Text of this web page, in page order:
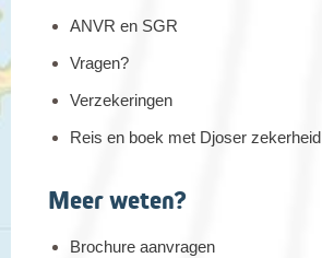
ANVR en SGR
Vragen?
Verzekeringen
Reis en boek met Djoser zekerheid
Meer weten?
Brochure aanvragen